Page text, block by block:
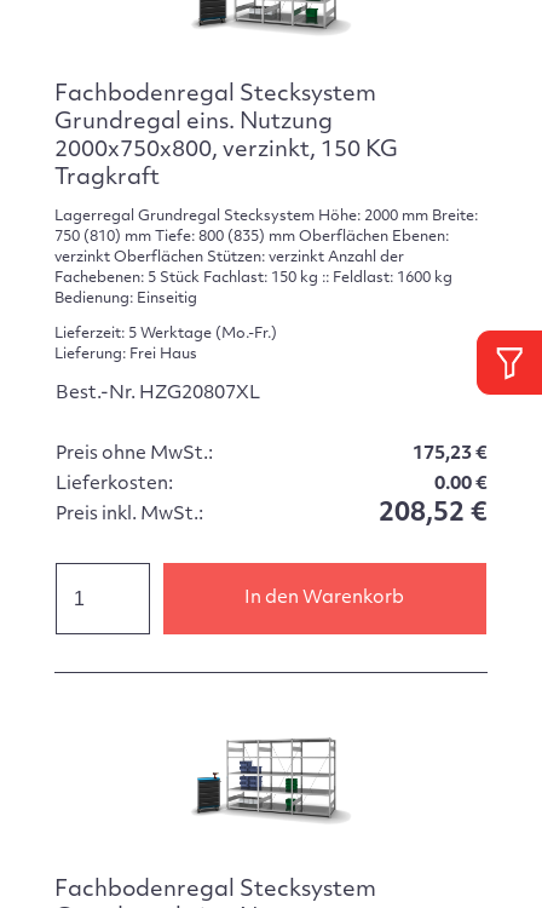
Fachbodenregal Stecksystem
Grundregal eins. Nutzung
2000x750x800, verzinkt, 150 KG
Tragkraft
Lagerregal Grundregal Stecksystem Höhe: 2000 mm Breite:
750 (810) mm Tiefe: 800 (835) mm Oberflächen Ebenen:
verzinkt Oberflächen Stützen: verzinkt Anzahl der
Fachebenen: 5 Stück Fachlast: 150 kg :: Feldlast: 1600 kg
Bedienung: Einseitig
Lieferzeit: 5 Werktage (Mo.-Fr.)
Lieferung: Frei Haus
Best.-Nr. HZG20807XL
Preis ohne MwSt.:
175,23 €
Lieferkosten:
0.00 €
Preis inkl. MwSt.:
208,52 €
In den Warenkorb
Fachbodenregal Stecksystem